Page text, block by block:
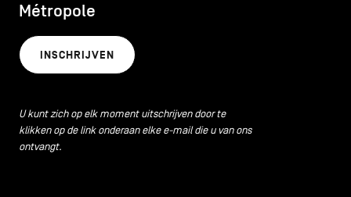
Métropole
INSCHRIJVEN
U kunt zich op elk moment uitschrijven door te
klikken op de link onderaan elke e-mail die u van ons
ontvangt.